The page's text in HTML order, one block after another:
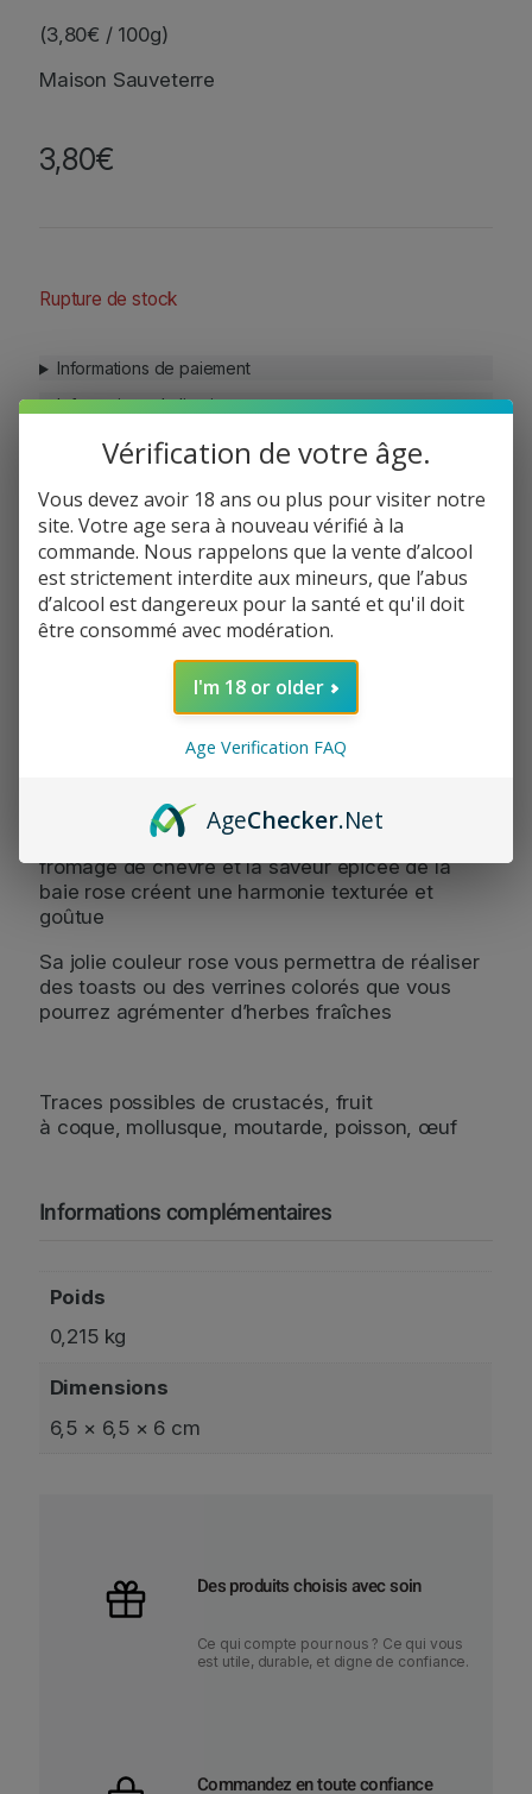
(3,80€ / 100g)
Maison Sauveterre
3,80€
Rupture de stock
Informations de paiement
Informations de livraison
Politique de réclamation
Partager:
Le sucré de la betterave, le crémeux du
fromage de chèvre et la saveur épicée de la
baie rose créent une harmonie texturée et
goûtue
Sa jolie couleur rose vous permettra de réaliser
des toasts ou des verrines colorés que vous
pourrez agrémenter d’herbes fraîches
Traces possibles de crustacés, fruit
à coque, mollusque, moutarde, poisson, œuf
Informations complémentaires
Poids
0,215 kg
Dimensions
6,5 × 6,5 × 6 cm
Des produits choisis avec soin
Ce qui compte pour nous ? Ce qui vous
est utile, durable, et digne de confiance.
Commandez en toute confiance
Vérification de votre âge.
Vous devez avoir 18 ans ou plus pour visiter notre
site. Votre age sera à nouveau vérifié à la
commande. Nous rappelons que la vente d’alcool
est strictement interdite aux mineurs, que l’abus
d’alcool est dangereux pour la santé et qu'il doit
être consommé avec modération.
I'm 18 or older
Age Verification FAQ
AgeChecker.Net